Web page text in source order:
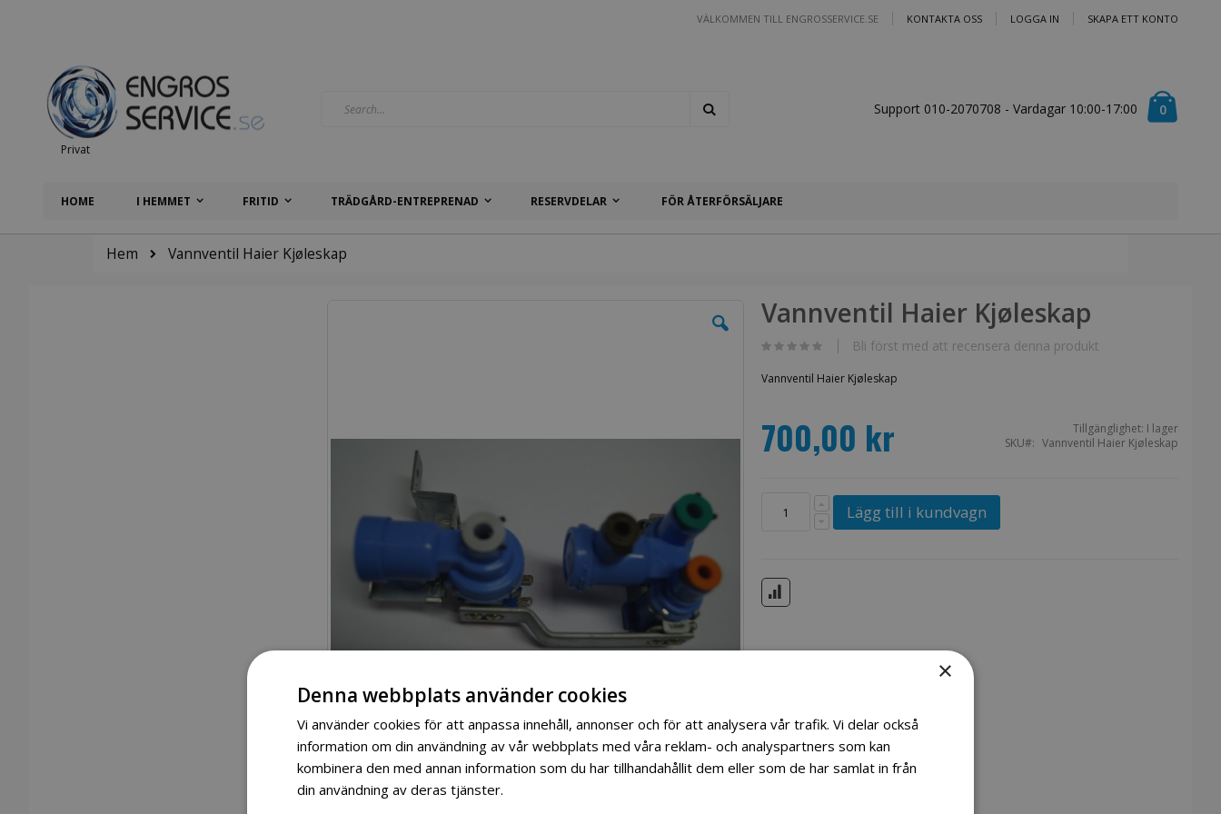
VÄLKOMMEN TILL ENGROSSERVICE.SE KONTAKTA OSS LOGGA IN SKAPA ETT KONTO
Privat
0artiklar
Support 010-2070708 - Vardagar 10:00-17:00
HOME I HEMMET FRITID TRÄDGÅRD-ENTREPRENAD RESERVDELAR FÖR ÅTERFÖRSÄLJARE
Hem Vannventil Haier Kjøleskap
Vannventil Haier Kjøleskap
Bli först med att recensera denna produkt
Vannventil Haier Kjøleskap
700,00 kr Tillgänglighet: I lager
SKU
Vannventil Haier Kjøleskap
Lägg till i kundvagn
×
Denna webbplats använder cookies
Vi använder cookies för att anpassa innehåll, annonser och för att analysera vår trafik. Vi delar också
information om din användning av vår webbplats med våra reklam- och analyspartners som kan
kombinera den med annan information som du har tillhandahållit dem eller som de har samlat in från
din användning av deras tjänster.